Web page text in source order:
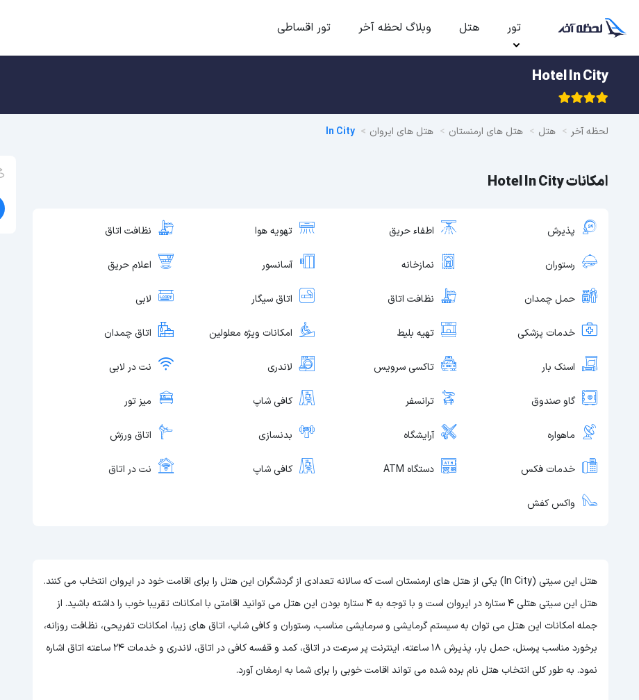
تور هتل وبلاگ لحظه آخر تور اقساطی
Hotel In City
لحظه آخر هتل هتل های ارمنستان هتل های ایروان In City
امکانات Hotel In City
پذیرش اطفاء حریق تهویه هوا نظافت اتاق
رستوران نمازخانه آسانسور اعلام حریق
حمل چمدان نظافت اتاق اتاق سیگار لابی
خدمات پزشکی تهیه بلیط امکانات ویژه معلولین اتاق چمدان
اسنک بار تاکسی سرویس لاندری نت در لابی
گاو صندوق ترانسفر کافی شاپ میز تور
ماهواره آرایشگاه بدنسازی اتاق ورزش
خدمات فکس دستگاه ATM کافی شاپ نت در اتاق
واکس کفش
هتل این سیتی (In City) یکی از هتل های ارمنستان است که سالانه تعدادی از گردشگران این هتل را برای اقامت خود در ایروان انتخاب می کنند.
هتل این سیتی هتلی 4 ستاره در ایروان است و با توجه به 4 ستاره بودن این هتل
می توانید اقامتی با امکانات تقریبا خوب را داشته باشید. از
جمله امکانات این هتل می توان به سیستم گرمایشی و سرمایشی مناسب، رستوران و کافی شاپ، اتاق های زیبا، امکانات تفریحی، نظافت روزانه،
برخورد مناسب پرسنل، حمل بار، پذیرش 18 ساعته، اینترنت پر سرعت در اتاق، کمد و قفسه کافی در اتاق، لاندری و خدمات 24 ساعته اتاق اشاره
نمود. به طور کلی انتخاب هتل نام برده شده می تواند اقامت خوبی را برای شما به ارمغان آورد.